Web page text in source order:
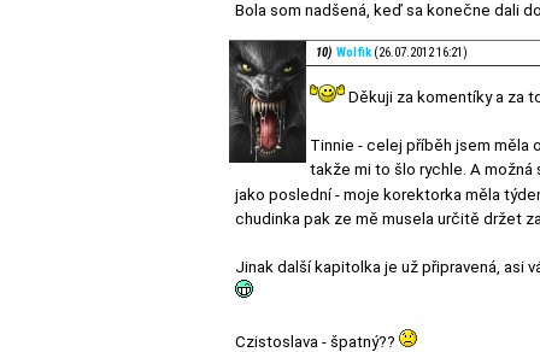
Bola som nadšená, keď sa konečne dali
10) Wolfik (26.07.2012 16:21)
Děkuji za komentíky a za
Tinnie - celej příběh jsem měla
takže mi to šlo rychle. A možná
jako poslední - moje korektorka měla
chudinka pak ze mě musela určitě držet
Jinak další kapitolka je už připravená, asi
Czistoslava - špatný??